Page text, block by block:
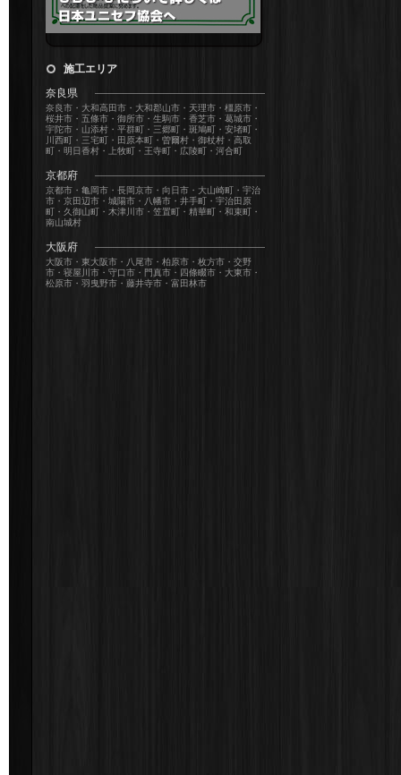
施工エリア
奈良県
奈良市・大和高田市・大和郡山市・天理市・橿原市・
桜井市・五條市・御所市・生駒市・香芝市・葛城市・
宇陀市・山添村・平群町・三郷町・斑鳩町・安堵町・
川西町・三宅町・田原本町・曽爾村・御杖村・高取
町・明日香村・上牧町・王寺町・広陵町・河合町
京都府
京都市・亀岡市・長岡京市・向日市・大山崎町・宇治
市・京田辺市・城陽市・八幡市・井手町・宇治田原
町・久御山町・木津川市・笠置町・精華町・和束町・
南山城村
大阪府
大阪市・東大阪市・八尾市・柏原市・枚方市・交野
市・寝屋川市・守口市・門真市・四條畷市・大東市・
松原市・羽曳野市・藤井寺市・富田林市